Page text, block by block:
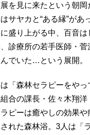
を見に来たという朝岡
サヤカと“ある縁”があ
盛り上がる中、百音は
診療所の若手医師・菅
でいた…という展開。
「森林セラピーをやっ
合の課長・佐々木翔洋
ピーは癒やしの効果や
れた森林浴。3人は「